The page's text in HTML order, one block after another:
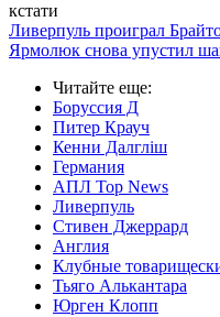
кстати
Ливерпуль проиграл
Ярмолюк снова упустил
Читайте еще:
Боруссия Д
Питер Крауч
Кенни Далгліш
Германия
АПЛ Top News
Ливерпуль
Стивен Джеррард
Англия
Клубные
Тьяго Алькантара
Юрген Клопп